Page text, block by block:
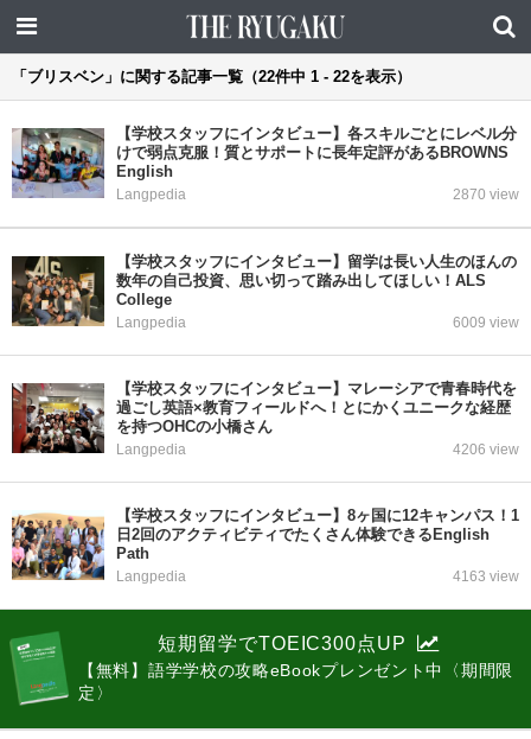
「ブリスベン」に関する記事一覧（22件中 1 - 22を表示）
【学校スタッフにインタビュー】各スキルごとにレベル分
けで弱点克服！質とサポートに長年定評があるBROWNS
English
Langpedia 2870 view
【学校スタッフにインタビュー】留学は長い人生のほんの
数年の自己投資、思い切って踏み出してほしい！ALS
College
Langpedia 6009 view
【学校スタッフにインタビュー】マレーシアで青春時代を
過ごし英語×教育フィールドへ！とにかくユニークな経歴
を持つOHCの小橋さん
Langpedia 4206 view
【学校スタッフにインタビュー】8ヶ国に12キャンパス！1
日2回のアクティビティでたくさん体験できるEnglish
Path
Langpedia 4163 view
短期留学でTOEIC300点UP
【無料】語学学校の攻略eBookプレンゼント中〈期間限
定〉